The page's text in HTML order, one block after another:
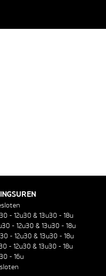
- 12u30 & 13u30 - 18u
- 12u30 & 13u30 - 18u
- 12u30 & 13u30 - 18u
- 12u30 & 13u30 - 18u
- 16u